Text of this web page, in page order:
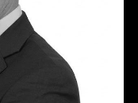
empresarial
de experiencia
de inversión y
y managing